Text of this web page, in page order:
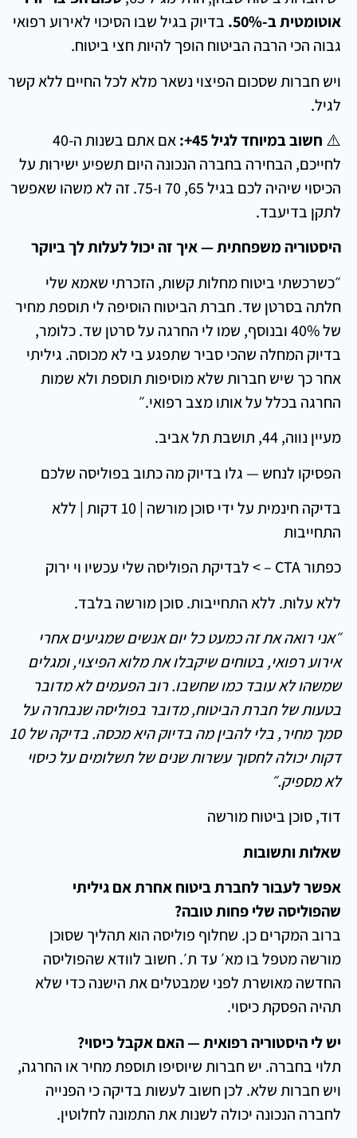
אוטומטית ב-50%.
בדיוק בגיל שבו הסיכוי לאירוע רפואי
גבוה הכי הרבה הביטוח הופך להיות חצי ביטוח.
ויש חברות שסכום הפיצוי נשאר מלא לכל החיים ללא קשר
לגיל.
⚠️ חשוב במיוחד לגיל 45+:
אם אתם בשנות ה-40
לחייכם, הבחירה בחברה הנכונה היום תשפיע ישירות על
הכיסוי שיהיה לכם בגיל 65, 70 ו-75. זה לא משהו שאפשר
לתקן בדיעבד.
היסטוריה משפחתית — איך זה יכול לעלות לך ביוקר
״כשרכשתי ביטוח מחלות קשות, הזכרתי שאמא שלי
חלתה בסרטן שד. חברת הביטוח הוסיפה לי תוספת מחיר
של 40% ובנוסף, שמו לי החרגה על סרטן שד. כלומר,
בדיוק המחלה שהכי סביר שתפגע בי לא מכוסה. גיליתי
אחר כך שיש חברות שלא מוסיפות תוספת ולא שמות
החרגה בכלל על אותו מצב רפואי.״
מעיין נווה, 44, תושבת תל אביב.
הפסיקו לנחש — גלו בדיוק מה כתוב בפוליסה שלכם
בדיקה חינמית על ידי סוכן מורשה | 10 דקות | ללא
התחייבות
כפתור CTA – > לבדיקת הפוליסה שלי עכשיו וי ירוק
ללא עלות. ללא התחייבות. סוכן מורשה בלבד.
״אני רואה את זה כמעט כל יום אנשים שמגיעים אחרי
אירוע רפואי, בטוחים שיקבלו את מלוא הפיצוי, ומגלים
שמשהו לא עובד כמו שחשבו. רוב הפעמים לא מדובר
בטעות של חברת הביטוח, מדובר בפוליסה שנבחרה על
סמך מחיר, בלי להבין מה בדיוק היא מכסה. בדיקה של 10
דקות יכולה לחסוך עשרות שנים של תשלומים על כיסוי
לא מספיק.״
דוד, סוכן ביטוח מורשה
שאלות ותשובות
אפשר לעבור לחברת ביטוח אחרת אם גיליתי
שהפוליסה שלי פחות טובה?
ברוב המקרים כן. שחלוף פוליסה הוא תהליך שסוכן
מורשה מטפל בו מא׳ עד ת׳. חשוב לוודא שהפוליסה
החדשה מאושרת לפני שמבטלים את הישנה כדי שלא
תהיה הפסקת כיסוי.
יש לי היסטוריה רפואית — האם אקבל כיסוי?
תלוי בחברה. יש חברות שיוסיפו תוספת מחיר או החרגה,
ויש חברות שלא. לכן חשוב לעשות בדיקה כי הפנייה
לחברה הנכונה יכולה לשנות את התמונה לחלוטין.